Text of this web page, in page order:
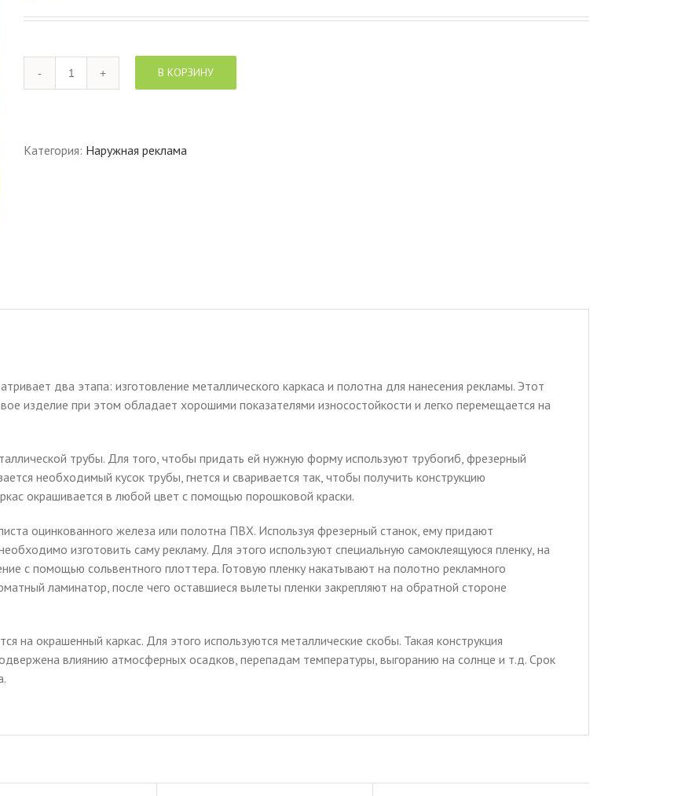
Количество
товара
В КОРЗИНУ
Категория: Наружная реклама
два этапа: изготовление металлического каркаса и полотна для нанесения рекламы. Этот
изделие при этом обладает хорошими показателями износостойкости и легко перемещается на
трубы. Для того, чтобы придать ей нужную форму используют трубогиб, фрезерный
необходимый кусок трубы, гнется и сваривается так, чтобы получить конструкцию
окрашивается в любой цвет с помощью порошковой краски.
оцинкованного железа или полотна ПВХ. Используя фрезерный станок, ему придают
изготовить саму рекламу. Для этого используют специальную самоклеящуюся пленку, на
с помощью сольвентного плоттера. Готовую пленку накатывают на полотно рекламного
ламинатор, после чего оставшиеся вылеты пленки закрепляют на обратной стороне
на окрашенный каркас. Для этого используются металлические скобы. Такая конструкция
влиянию атмосферных осадков, перепадам температуры, выгоранию на солнце и т.д. Срок